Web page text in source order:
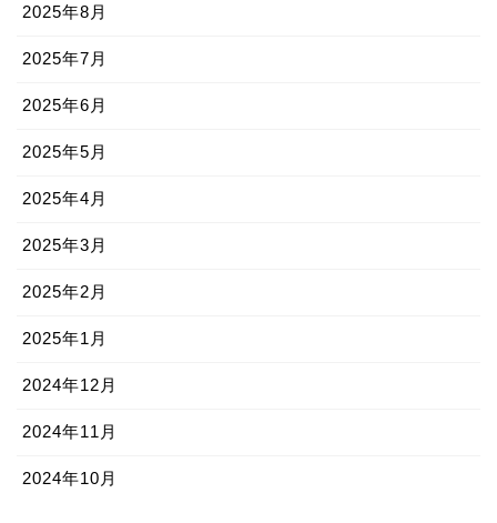
2025年8月
2025年7月
2025年6月
2025年5月
2025年4月
2025年3月
2025年2月
2025年1月
2024年12月
2024年11月
2024年10月